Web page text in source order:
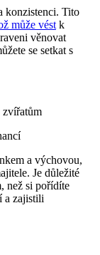
konzistenci. Tito
‍může vést k
věnovat
se setkat s
a výchovou,
‌Je důležité
než si pořídíte
a zajistili